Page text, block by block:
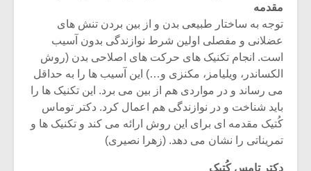
مقدمه
توجه به ساختار طبیعی بدن و از بین بردن تنش های
عضلانی و مفصلی اولین شرط نوازندگی بدون آسیب
است. انجام تکنیک های حرکت های اصلاحی بدن (روش
الکساندر، ویلیامز، مکنزی و…) این آسیب ها را به حداقل
می رساند و در مواردی هم از بین می برد. این تکنیک ها را
باید شناخت و در نوازندگی هم اعمال کرد. دکتر توماس
کُتیک مقدمه ای برای این روش ارائه می کند و تکنیک ها و
تمریناتی را نشان می دهد. (زهرا نصیری)
دکتر تامس کُتیک